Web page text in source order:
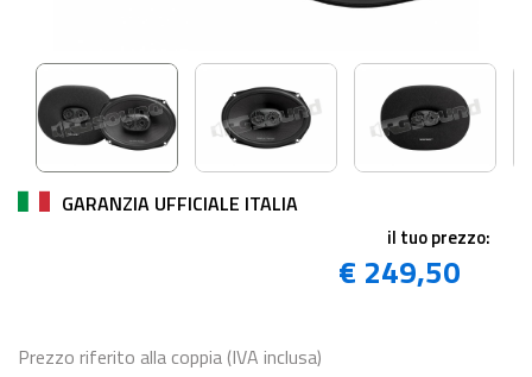
GARANZIA UFFICIALE ITALIA
il tuo prezzo:
€ 249,50
Prezzo riferito alla coppia (IVA inclusa)